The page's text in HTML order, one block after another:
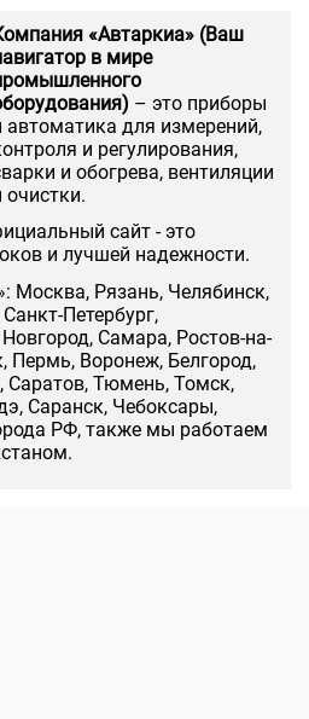
«Автаркиа» (Ваш
в мире
– это приборы
автоматика для измерений,
и регулирования,
и обогрева, вентиляции
очистки.
сайт - это
и лучшей надежности.
Москва, Рязань, Челябинск,
Петербург,
Самара, Ростов-на-
Пермь, Воронеж, Белгород,
Саратов, Тюмень, Томск,
Саранск, Чебоксары,
РФ, также мы работаем